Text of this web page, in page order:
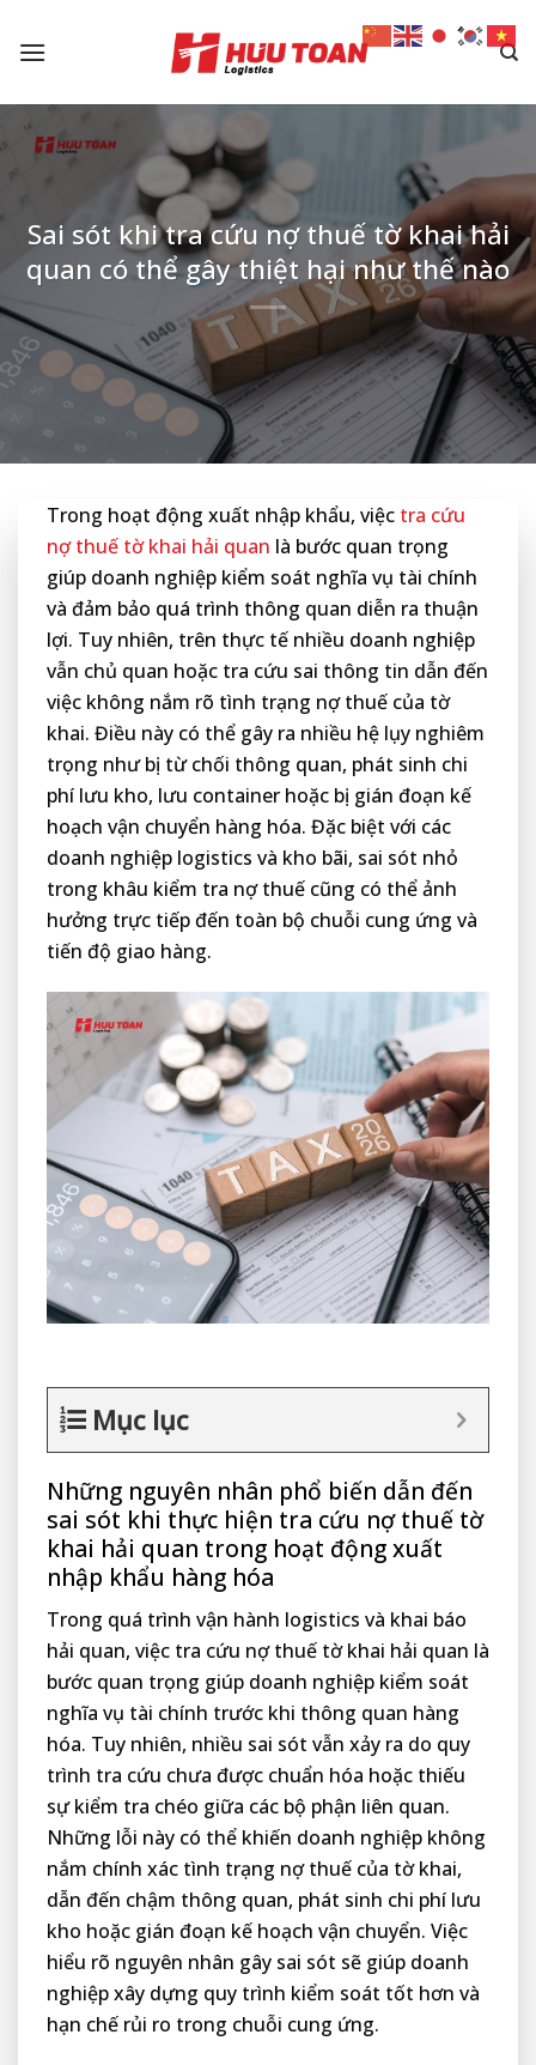
Sai sót khi tra cứu nợ thuế tờ khai hải
quan có thể gây thiệt hại như thế nào
Trong hoạt động xuất nhập khẩu, việc tra cứu
nợ thuế tờ khai hải quan là bước quan trọng
giúp doanh nghiệp kiểm soát nghĩa vụ tài chính
và đảm bảo quá trình thông quan diễn ra thuận
lợi. Tuy nhiên, trên thực tế nhiều doanh nghiệp
vẫn chủ quan hoặc tra cứu sai thông tin dẫn đến
việc không nắm rõ tình trạng nợ thuế của tờ
khai. Điều này có thể gây ra nhiều hệ lụy nghiêm
trọng như bị từ chối thông quan, phát sinh chi
phí lưu kho, lưu container hoặc bị gián đoạn kế
hoạch vận chuyển hàng hóa. Đặc biệt với các
doanh nghiệp logistics và kho bãi, sai sót nhỏ
trong khâu kiểm tra nợ thuế cũng có thể ảnh
hưởng trực tiếp đến toàn bộ chuỗi cung ứng và
tiến độ giao hàng.
Mục lục
Những nguyên nhân phổ biến dẫn đến
sai sót khi thực hiện tra cứu nợ thuế tờ
khai hải quan trong hoạt động xuất
nhập khẩu hàng hóa
Trong quá trình vận hành logistics và khai báo
hải quan, việc tra cứu nợ thuế tờ khai hải quan là
bước quan trọng giúp doanh nghiệp kiểm soát
nghĩa vụ tài chính trước khi thông quan hàng
hóa. Tuy nhiên, nhiều sai sót vẫn xảy ra do quy
trình tra cứu chưa được chuẩn hóa hoặc thiếu
sự kiểm tra chéo giữa các bộ phận liên quan.
Những lỗi này có thể khiến doanh nghiệp không
nắm chính xác tình trạng nợ thuế của tờ khai,
dẫn đến chậm thông quan, phát sinh chi phí lưu
kho hoặc gián đoạn kế hoạch vận chuyển. Việc
hiểu rõ nguyên nhân gây sai sót sẽ giúp doanh
nghiệp xây dựng quy trình kiểm soát tốt hơn và
hạn chế rủi ro trong chuỗi cung ứng.